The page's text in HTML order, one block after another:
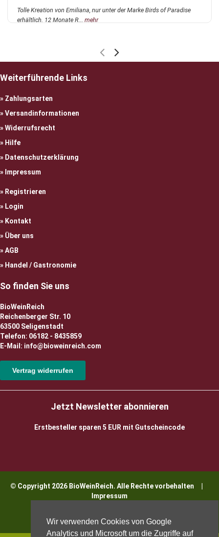
Wir verwenden Cookies von Google
Analytics und Microsoft um die Zugriffe auf
Tolle Kreation von Emiliana, nur unter der Marke Birds of Paradise
erhältlich. 12 Monate R... mehr
Weiterführende Links
Zahlungsarten
Versandinformationen
Widerrufsrecht
Hilfe
Datenschutzerklärung
Impressum
Registrieren
Login
Kontakt
Über uns
AGB
Handel / Gastronomie
So finden Sie uns
BioWeinReich
Reichenberger Str. 10
63500 Seligenstadt
Telefon: 06182 - 8435859
E-Mail: info@bioweinreich.com
Vertrag widerrufen
Jetzt Newsletter abonnieren
Erstbesteller sparen 5 EUR mit Gutscheincode
© Copyright 2026 BioWeinReich. Alle Rechte vorbehalten |
Impressum